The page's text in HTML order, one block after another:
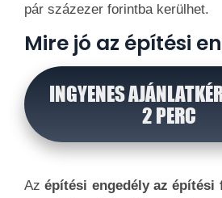
pár százezer forintba kerülhet.
Mire jó az építési
INGYENES
2 PERC
Az építési engedély az építési